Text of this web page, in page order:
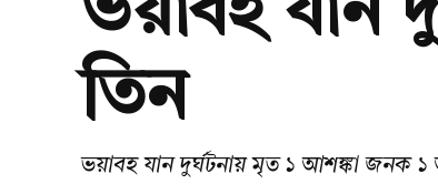
ভয়াবহ যান
তিন
ভয়াবহ যান দুর্ঘটনায় মৃত ১ আশঙ্কা জনক